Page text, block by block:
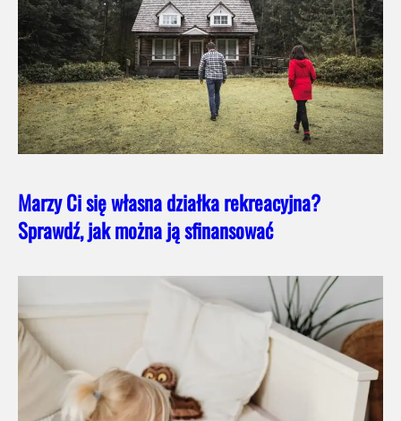
Marzy Ci się własna działka rekreacyjna?
Sprawdź, jak można ją sfinansować